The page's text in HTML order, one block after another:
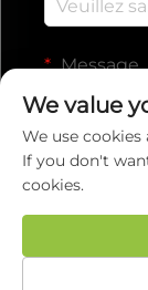
Message
We value
We use
If you don't
cookies.